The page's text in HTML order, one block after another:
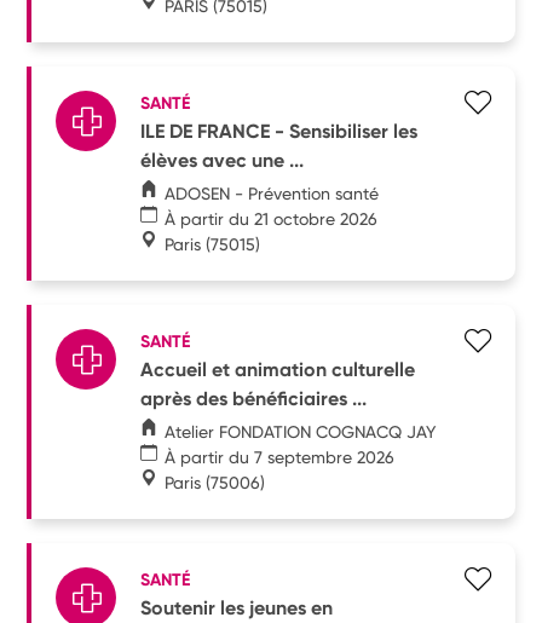
PARIS (75015)
SANTÉ
ILE DE FRANCE - Sensibiliser les
élèves avec une ...
ADOSEN - Prévention santé
À partir du 21 octobre 2026
Paris (75015)
SANTÉ
Accueil et animation culturelle
après des bénéficiaires ...
Atelier FONDATION COGNACQ JAY
À partir du 7 septembre 2026
Paris (75006)
SANTÉ
Soutenir les jeunes en